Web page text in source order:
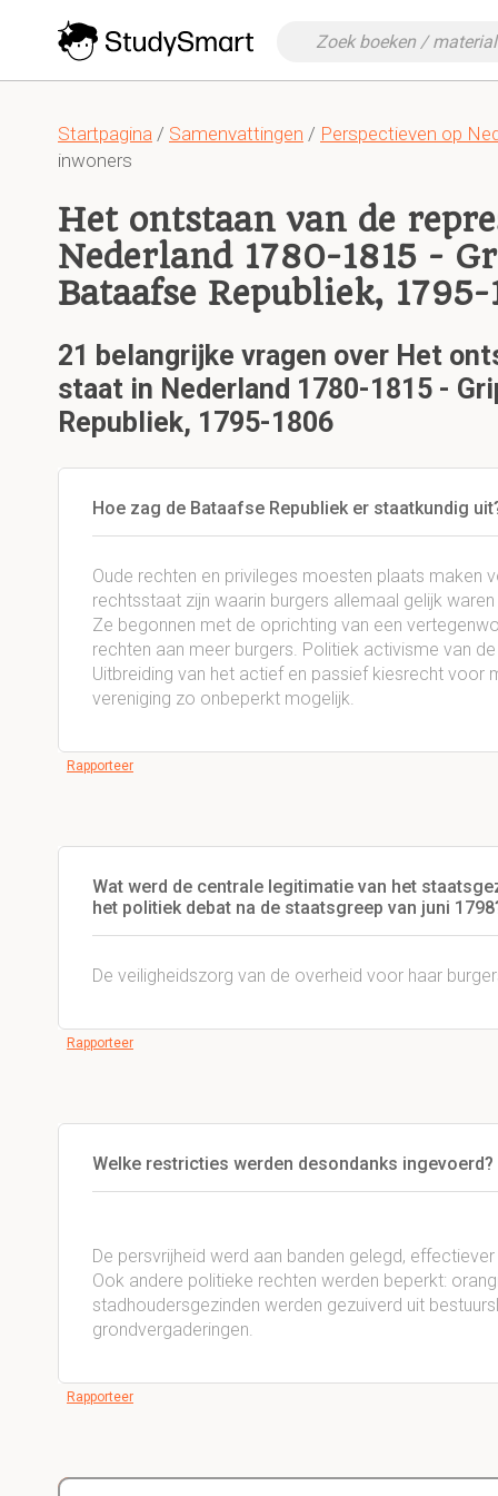
Startpagina / Samenvattingen / Perspectieven op
inwoners
Het ontstaan van de
Nederland 1780-1815 -
Bataafse Republiek,
21 belangrijke vragen over Het
staat in Nederland 1780-1815 -
Republiek, 1795-1806
Hoe zag de Bataafse Republiek er staatkundig
Oude rechten en privileges moesten plaats maken
rechtsstaat zijn waarin burgers allemaal gelijk
Ze begonnen met de oprichting van een
rechten aan meer burgers. Politiek activisme van
Uitbreiding van het actief en passief kiesrecht voor
vereniging zo onbeperkt mogelijk.
Rapporteer
Wat werd de centrale legitimatie van het
het politiek debat na de staatsgreep van juni
De veiligheidszorg van de overheid voor haar
Rapporteer
Welke restricties werden desondanks ingevoerd?
De persvrijheid werd aan banden gelegd,
Ook andere politieke rechten werden beperkt:
stadhoudersgezinden werden gezuiverd uit
grondvergaderingen.
Rapporteer